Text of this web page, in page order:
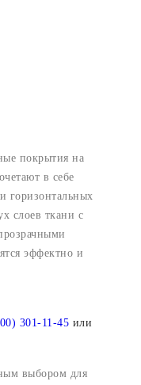
покрытия на
в себе
горизонтальных
слоев ткани с
эффектно и
301-11-45 или
выбором для